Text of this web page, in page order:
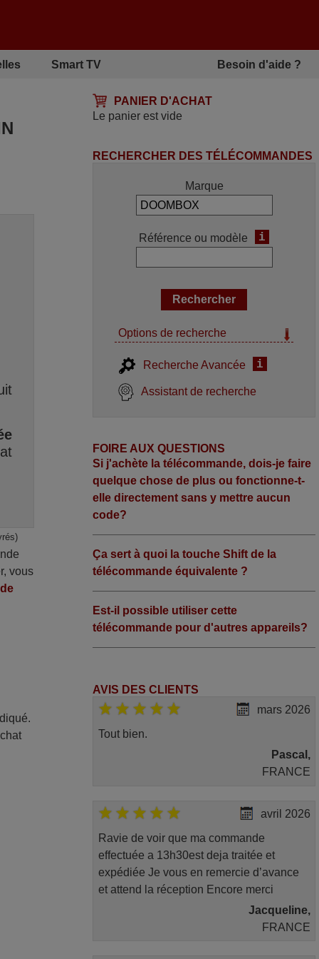
Smart TV Besoin d'aide ?
PANIER D'ACHAT
Le panier est vide
vous
RECHERCHER DES TÉLÉCOMMANDES
Marque
Référence ou modèle i
Options de recherche
Recherche Avancée i
Assistant de recherche
FOIRE AUX QUESTIONS
Si j'achète la télécommande, dois-je faire
quelque chose de plus ou fonctionne-t-
elle directement sans y mettre aucun
code?
Ça sert à quoi la touche Shift de la
télécommande équivalente ?
Est-il possible utiliser cette
télécommande pour d'autres appareils?
AVIS DES CLIENTS
mars 2026
Tout bien.
Pascal,
FRANCE
avril 2026
Ravie de voir que ma commande
effectuée a 13h30est deja traitée et
expédiée Je vous en remercie d’avance
et attend la réception Encore merci
Jacqueline,
FRANCE